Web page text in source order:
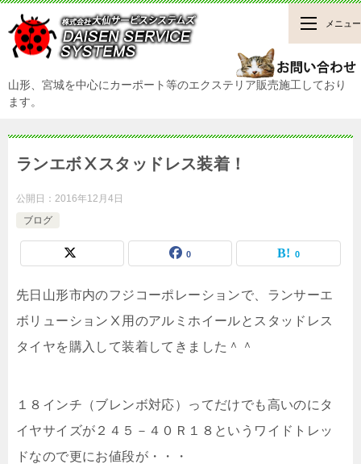
山形、宮城を中心にカーポート等のエクステリア販売施工しており
ます。
メニュー
ランエボⅩスタッドレス装着！
公開日： 2016年12月4日
ブログ
0 0
先日山形市内のフジコーポレーションで、ランサーエ
ボリューションⅩ用のアルミホイールとスタッドレス
タイヤを購入して装着してきました＾＾
１８インチ（ブレンボ対応）ってだけでも高いのにタ
イヤサイズが２４５－４０Ｒ１８というワイドトレッ
ドなので更にお値段が・・・